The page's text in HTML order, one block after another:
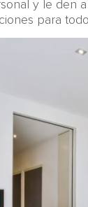
y le den
para